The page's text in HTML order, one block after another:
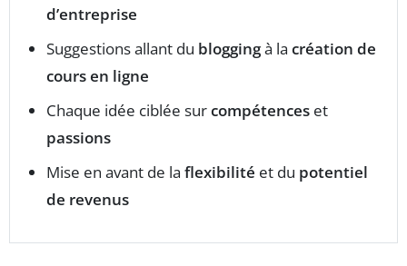
d’entreprise
Suggestions allant du bloggingà la création de
cours en ligne
Chaque idée ciblée surcompétences et
passions
Mise en avant de la flexibilité et du potentiel
de revenus